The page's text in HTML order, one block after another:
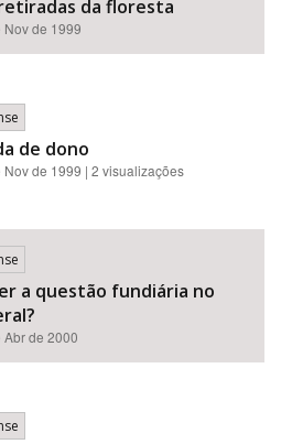
da floresta
de 1999
de dono
de 1999 | 2 visualizações
a questão fundiária no
de 2000